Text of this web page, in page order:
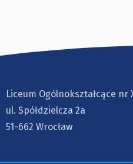
Liceum Ogólnokształcące nr
ul. Spółdzielcza 2a
51-662 Wrocław